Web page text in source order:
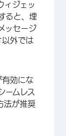
ィジェッ
ると、埋
ッセージ
以外では
効にな
ームレス
法が推奨